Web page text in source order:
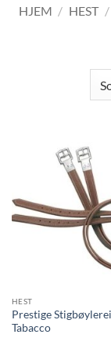
HJEM / HEST /
HEST
Prestige
Tabacco